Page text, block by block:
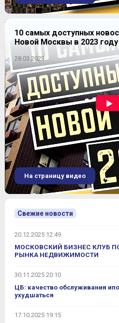
10 самых доступных
Новой Москвы в 2023 году
28.03.2023
На страницу видео
Свежие новости
20.12.2025 12:49
МОСКОВСКИЙ БИЗНЕС КЛУБ
РЫНКА НЕДВИЖИМОСТИ
30.11.2025 20:10
ЦБ: качество обслуживания
ухудшаться
17.10.2025 19:15